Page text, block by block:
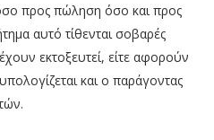
προς πώληση όσο και προς
αυτό τίθενται σοβαρές
εκτοξευτεί, είτε αφορούν
και ο παράγοντας